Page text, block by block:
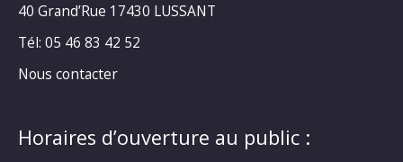
40 Grand’Rue 17430 LUSSANT
Tél: 05 46 83 42 52
Nous contacter
Horaires d’ouverture au public :